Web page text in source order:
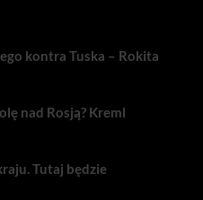
kontra Tuska – Rokita
nad Rosją? Kreml
Tutaj będzie